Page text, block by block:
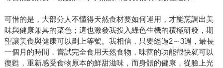
可惜的是，大部分人不懂得天然食材要如何運用，才能烹調出美
味與健康兼具的菜色；這也激發我投入綠色生機的積極研發，期
望讓美食與健康可以劃上等號。我相信，只要經過2～3週，最長
一個月的時間，嘗試完全食用天然食物，味蕾的功能很快就可以
復甦，重新感受食物原本的鮮甜滋味，而身體的健康，從臉上光